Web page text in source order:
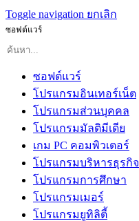
Toggle navigation ยกเลิก
ซอฟต์แวร์
ซอฟต์แวร์
โปรแกรมอินเทอร์เน็ต
โปรแกรมส่วนบุคคล
โปรแกรมมัลติมีเดีย
เกม PC คอมพิวเตอร์
โปรแกรมบริหารธุรกิจ
โปรแกรมการศึกษา
โปรแกรมเมอร์
โปรแกรมยูทิลิตี้